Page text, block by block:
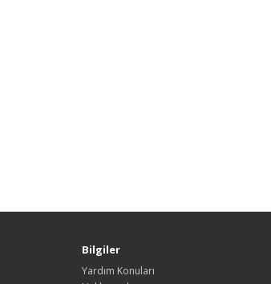
Bilgiler
Yardım Konuları